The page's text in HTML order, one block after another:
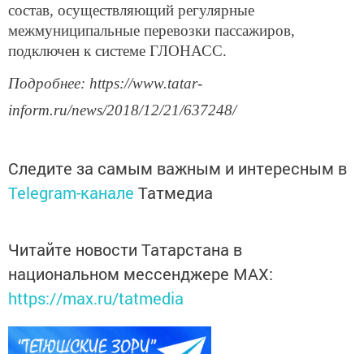
состав, осуществляющий регулярные
межмуниципальные перевозки пассажиров,
подключен к системе ГЛОНАСС.
Подробнее: https://www.tatar-
inform.ru/news/2018/12/21/637248/
Следите за самым важным и интересным в
Telegram-канале Татмедиа
Читайте новости Татарстана в
национальном мессенджере MАХ:
https://max.ru/tatmedia